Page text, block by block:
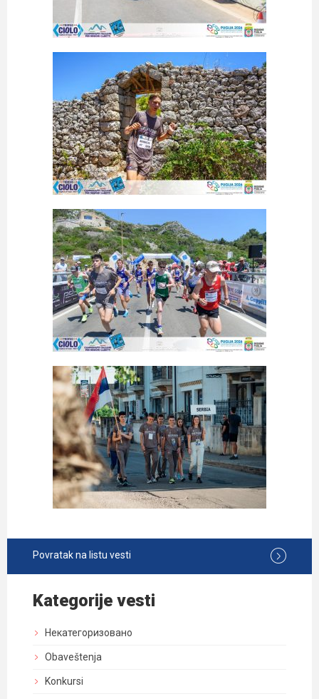
Povratak na listu vesti
Kategorije vesti
Некатегоризовано
Obaveštenja
Konkursi